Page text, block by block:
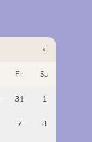
»
Fr Sa
31 1
7 8